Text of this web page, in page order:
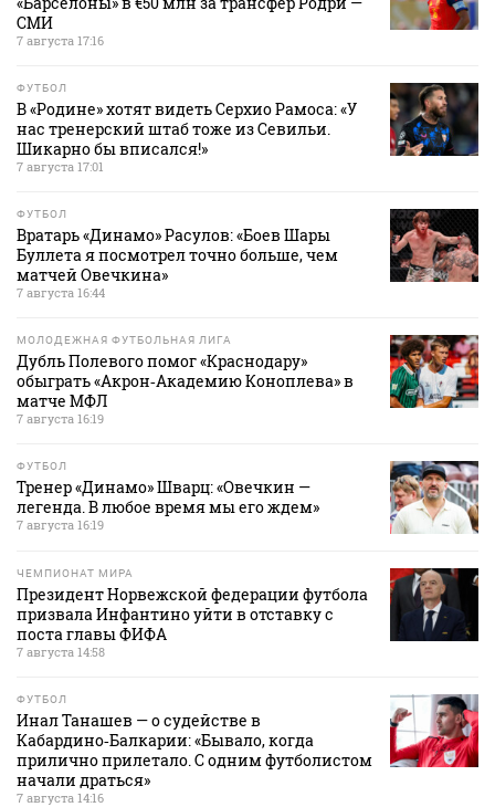
СМИ
7 августа 17:16
ФУТБОЛ
В «Родине» хотят видеть Серхио Рамоса: «У
нас тренерский штаб тоже из Севильи.
Шикарно бы вписался!»
7 августа 17:01
ФУТБОЛ
Вратарь «Динамо» Расулов: «Боев Шары
Буллета я посмотрел точно больше, чем
матчей Овечкина»
7 августа 16:44
МОЛОДЕЖНАЯ ФУТБОЛЬНАЯ ЛИГА
Дубль Полевого помог «Краснодару»
обыграть «Акрон‑Академию Коноплева» в
матче МФЛ
7 августа 16:19
ФУТБОЛ
Тренер «Динамо» Шварц: «Овечкин —
легенда. В любое время мы его ждем»
7 августа 16:19
ЧЕМПИОНАТ МИРА
Президент Норвежской федерации футбола
призвала Инфантино уйти в отставку с
поста главы ФИФА
7 августа 14:58
ФУТБОЛ
Инал Танашев — о судействе в
Кабардино‑Балкарии: «Бывало, когда
прилично прилетало. С одним футболистом
начали драться»
7 августа 14:16